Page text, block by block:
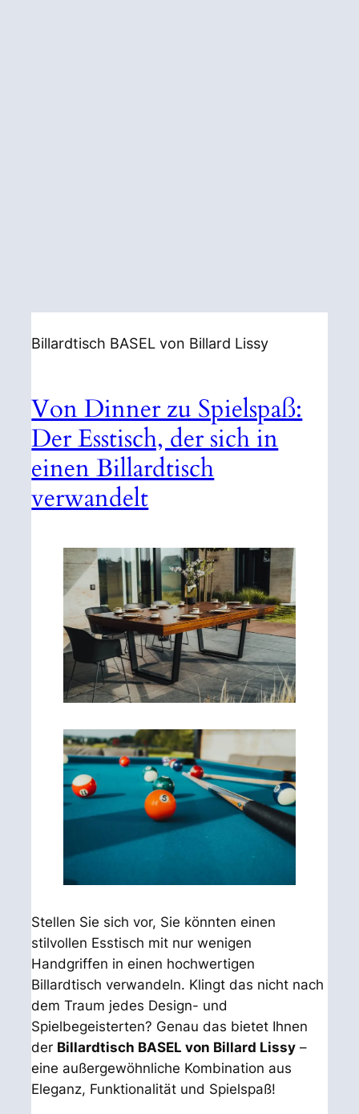
Billardtisch BASEL von Billard Lissy
Von Dinner zu Spielspaß:
Der Esstisch, der sich in
einen Billardtisch
verwandelt
Stellen Sie sich vor, Sie könnten einen
stilvollen Esstisch mit nur wenigen
Handgriffen in einen hochwertigen
Billardtisch verwandeln. Klingt das nicht nach
dem Traum jedes Design- und
Spielbegeisterten? Genau das bietet Ihnen
der Billardtisch BASEL von Billard Lissy –
eine außergewöhnliche Kombination aus
Eleganz, Funktionalität und Spielspaß!